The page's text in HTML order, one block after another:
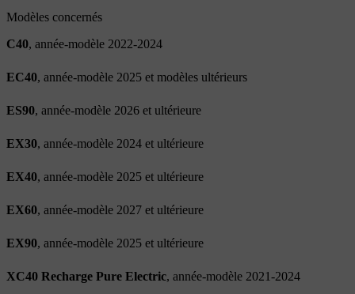
Modèles concernés
C40, année-modèle 2022-2024
EC40, année-modèle 2025 et modèles ultérieurs
ES90, année-modèle 2026 et ultérieure
EX30, année-modèle 2024 et ultérieure
EX40, année-modèle 2025 et ultérieure
EX60, année-modèle 2027 et ultérieure
EX90, année-modèle 2025 et ultérieure
XC40 Recharge Pure Electric, année-modèle 2021-2024